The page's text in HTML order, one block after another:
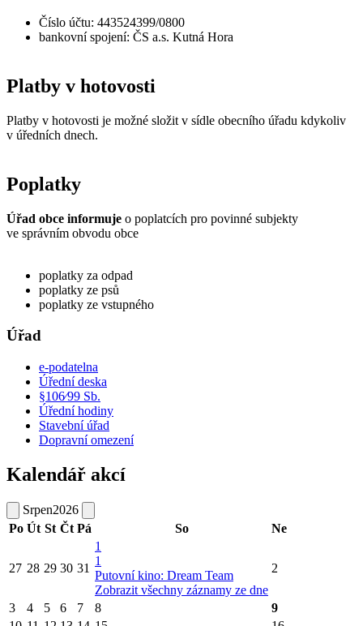
Číslo účtu: 443524399/0800
bankovní spojení: ČS a.s. Kutná Hora
Platby v hotovosti
Platby v hotovosti je možné složit v sídle obecního úřadu kdykoliv
v úředních dnech.
Poplatky
Úřad obce informuje o poplatcích pro povinné subjekty
ve správním obvodu obce
poplatky za odpad
poplatky ze psů
poplatky ze vstupného
Úřad
e-podatelna
Úřední deska
§106⁄99 Sb.
Úřední hodiny
Stavební úřad
Dopravní omezení
Kalendář akcí
Srpen2026
Po Út St Čt Pá So Ne
27 28 29 30 31
1
1
Putovní kino: Dream Team
Zobrazit všechny záznamy ze dne
2
3 4 5 6 7 8
9